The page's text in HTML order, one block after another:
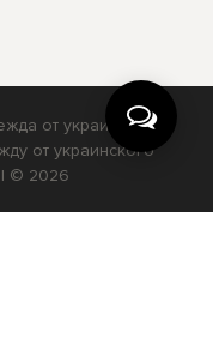
от украинского
от украинского
© 2026